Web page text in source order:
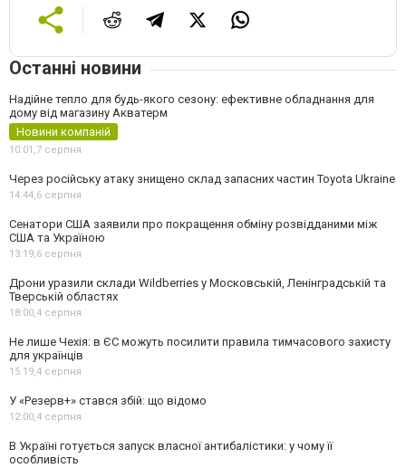
Останні новини
Надійне тепло для будь-якого сезону: ефективне обладнання для
дому від магазину Акватерм
Новини компаній
10:01,7 серпня
Через російську атаку знищено склад запасних частин Toyota Ukraine
14:44,6 серпня
Сенатори США заявили про покращення обміну розвідданими між
США та Україною
13:19,6 серпня
Дрони уразили склади Wildberries у Московській, Ленінградській та
Тверській областях
18:00,4 серпня
Не лише Чехія: в ЄС можуть посилити правила тимчасового захисту
для українців
15:19,4 серпня
У «Резерв+» стався збій: що відомо
12:00,4 серпня
В Україні готується запуск власної антибалістики: у чому її
особливість